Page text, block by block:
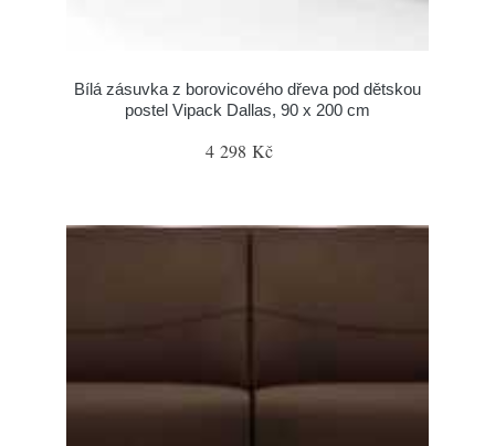
Bílá zásuvka z borovicového dřeva pod dětskou
postel Vipack Dallas, 90 x 200 cm
4 298 Kč